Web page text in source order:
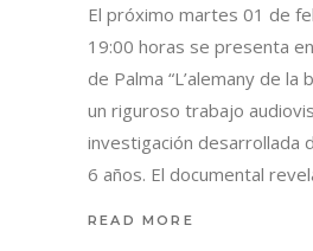
El próximo martes 01 de
19:00 horas se presenta
de Palma “L’alemany de la
un riguroso trabajo
investigación desarrollada
6 años. El documental
READ MORE